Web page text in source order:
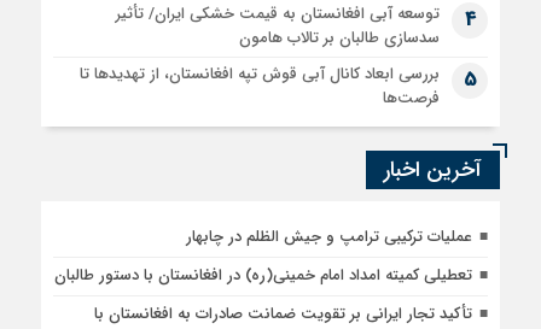
4
توسعه آبی افغانستان به قیمت خشکی ایران/ تأثیر
سدسازی طالبان بر تالاب هامون
5
بررسی ابعاد کانال آبی قوش تپه افغانستان، از تهدیدها تا
فرصت‌ها
آخرین اخبار
عملیات ترکیبی ترامپ و جیش الظلم در چابهار
تعطیلی کمیته امداد امام خمینی(ره) در افغانستان با دستور طالبان
تأکید تجار ایرانی بر تقویت ضمانت صادرات به افغانستان با